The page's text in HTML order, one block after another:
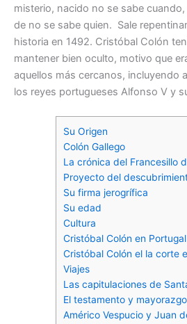
misterio, nacido no se sabe
de no se sabe quien. Sale
historia en 1492. Cristóbal Colón
mantener bien oculto, motivo que
aquellos más cercanos, incluyendo
los reyes portugueses Alfonso V y
Su Origen
Colón Gallego
La crónica del Francesillo
Proyecto del
Su firma jerogrífica
Su edad
Cultura
Cristóbal Colón en Portugal
Cristóbal Colón el la corte
Viajes
Las capitulaciones de
El testamento y
Américo Vespucio y Juan